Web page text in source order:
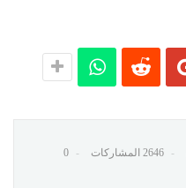
2646 المشاركات 0